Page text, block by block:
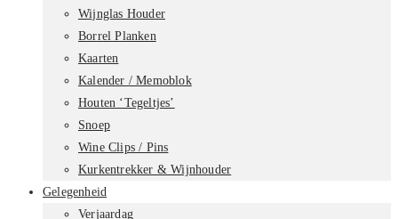
Wijnglas Houder
Borrel Planken
Kaarten
Kalender / Memoblok
Houten ‘Tegeltjes’
Snoep
Wine Clips / Pins
Kurkentrekker & Wijnhouder
Gelegenheid
Verjaardag